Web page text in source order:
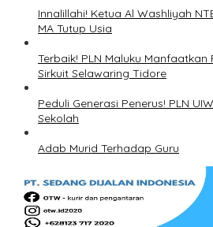
Innalillahi! Ketua Al Washliyah
MA Tutup Usia
Terbaik! PLN Maluku Manfaatkan
Sirkuit Selawaring Tidore
Peduli Generasi Penerus! PLN
Sekolah
Adab Murid Terhadap Guru